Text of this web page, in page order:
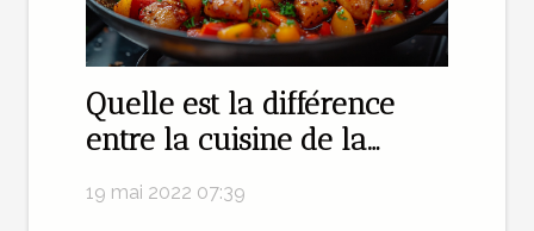
Quelle est la différence
entre la cuisine de la
maison et la cuisine du
restaurant ?
19 mai 2022 07:39